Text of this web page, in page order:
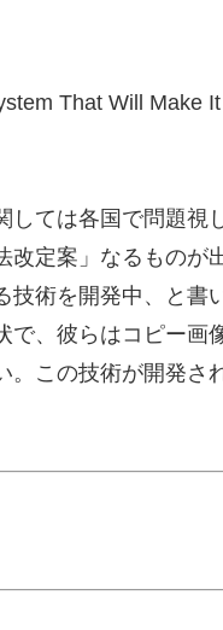
That Will Make
ては各国で問題視
改定案」なるもの
技術を開発中、と書
で、彼らはコピー画
。この技術が開発さ